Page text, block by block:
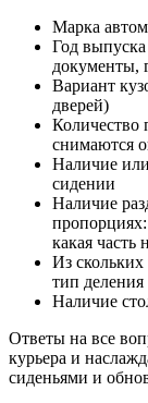
Марка
Год
документы,
Вариант
дверей)
Количество
снимаются
Наличие
сидении
Наличие
какая часть
Из скольких
тип
Наличие
Ответы на все
курьера и
сиденьями и